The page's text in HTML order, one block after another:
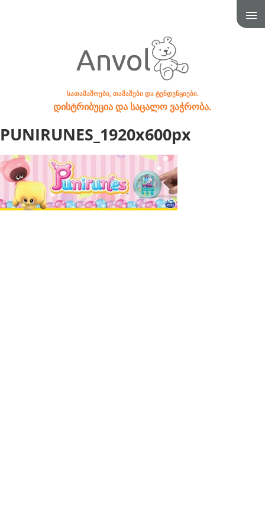
სათამაშოები, თამაშები და ტენდენციები.
დისტრიბუცია და საცალო ვაჭრობა.
PUNIRUNES_1920x600px